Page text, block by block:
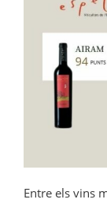
Entre els vins